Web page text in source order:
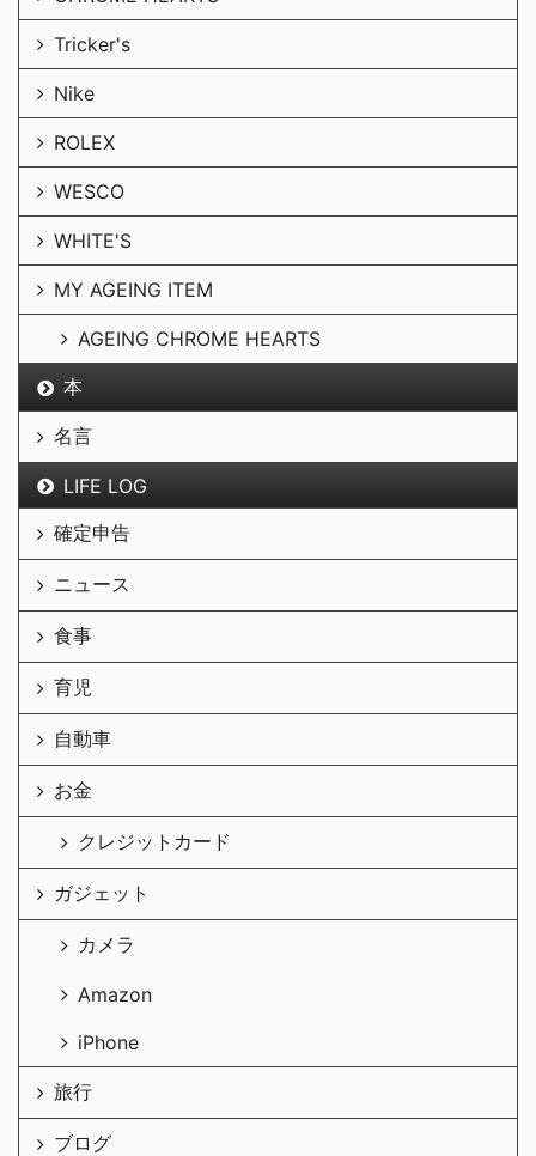
Tricker's
Nike
ROLEX
WESCO
WHITE'S
MY AGEING ITEM
AGEING CHROME HEARTS
本
名言
LIFE LOG
確定申告
ニュース
食事
育児
自動車
お金
クレジットカード
ガジェット
カメラ
Amazon
iPhone
旅行
ブログ